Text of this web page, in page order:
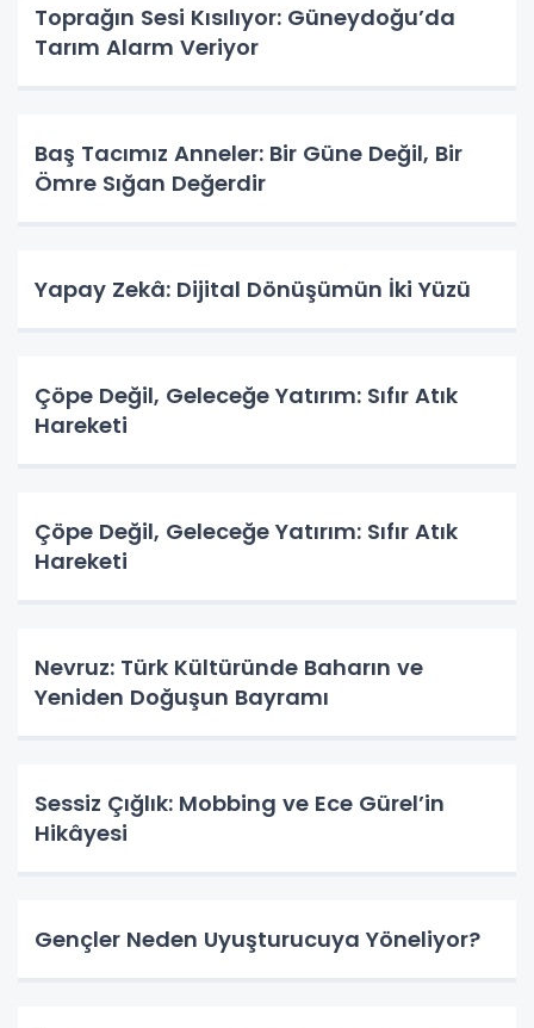
Toprağın Sesi Kısılıyor: Güneydoğu’da
Tarım Alarm Veriyor
Baş Tacımız Anneler: Bir Güne Değil, Bir
Ömre Sığan Değerdir
Yapay Zekâ: Dijital Dönüşümün İki Yüzü
Çöpe Değil, Geleceğe Yatırım: Sıfır Atık
Hareketi
Çöpe Değil, Geleceğe Yatırım: Sıfır Atık
Hareketi
Nevruz: Türk Kültüründe Baharın ve
Yeniden Doğuşun Bayramı
Sessiz Çığlık: Mobbing ve Ece Gürel’in
Hikâyesi
Gençler Neden Uyuşturucuya Yöneliyor?